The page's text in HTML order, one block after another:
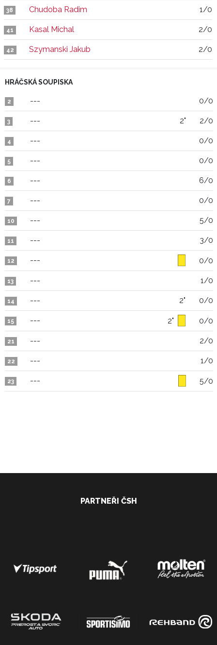
38 Chudoba Radim 1/0
41 Kasal Michal 2/0
42 Szymanski Jakub 2/0
HRÁČSKÁ SOUPISKA
2 --- 0/0
3 --- 2" 2/0
4 --- 0/0
5 --- 0/0
6 --- 6/0
7 --- 0/0
10 --- 5/0
11 --- 3/0
12 --- 0/0
13 --- 1/0
14 --- 2" 0/0
15 --- 2" 0/0
21 --- 2/0
22 --- 1/0
23 --- 5/0
PARTNEŘI ČSH